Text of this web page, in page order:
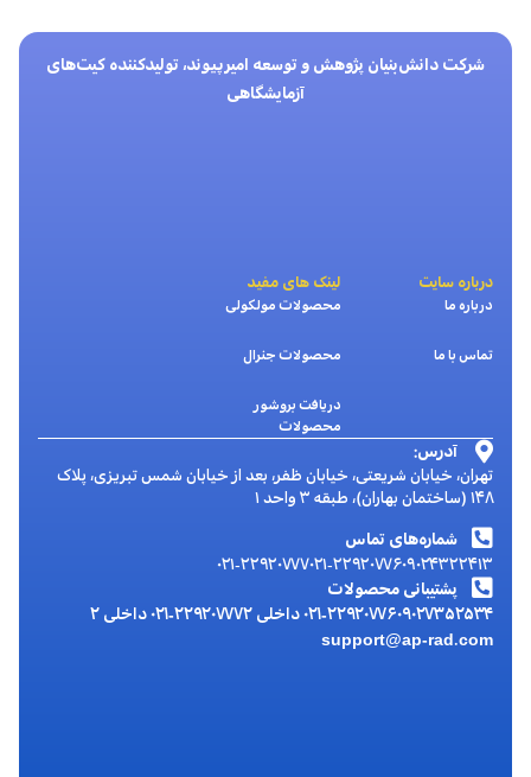
شرکت دانش‌بنیان پژوهش و توسعه امیرپیوند، تولیدکننده کیت‌های
آزمایشگاهی
درباره سایت
درباره ما
تماس با ما
لینک های مفید
محصولات مولکولی
محصولات جنرال
دریافت بروشور
محصولات
آدرس:
تهران، خیابان شریعتی، خیابان ظفر، بعد از خیابان شمس تبریزی، پلاک
۱۴۸ (ساختمان بهاران)، طبقه ۳ واحد ۱
شماره‌های تماس
۰۹۰۲۴۳۲۲۴۱۳۰۲۱-۲۲۹۲۰۷۷۶۰۲۱-۲۲۹۲۰۷۷۷
پشتیبانی محصولات
۰۹۰۲۷۳۵۲۵۳۴۰۲۱-۲۲۹۲۰۷۷۶ داخلی ۲
۰۲۱-۲۲۹۲۰۷۷۷ داخلی ۲
support@ap-rad.com